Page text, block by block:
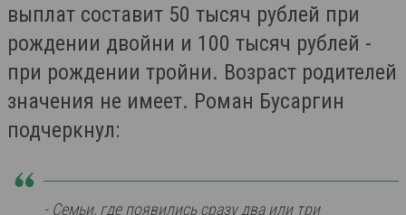
выплат составит 50 тысяч рублей при
рождении двойни и 100 тысяч рублей -
при рождении тройни. Возраст родителей
значения не имеет. Роман Бусаргин
подчеркнул:
- Семьи, где появились сразу два или три